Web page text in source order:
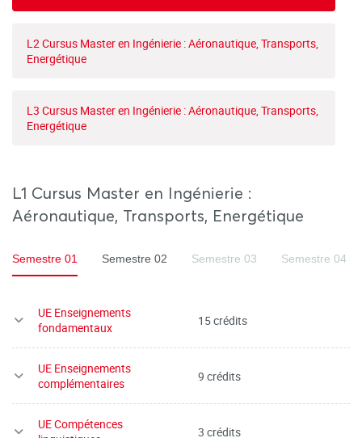
L2 Cursus Master en Ingénierie : Aéronautique, Transports,
Energétique
L3 Cursus Master en Ingénierie : Aéronautique, Transports,
Energétique
L1 Cursus Master en Ingénierie :
Aéronautique, Transports, Energétique
Semestre 01 Semestre 02 Semestre 03 Semestre 04
UE Enseignements
fondamentaux
15 crédits
UE Enseignements
complémentaires
9 crédits
UE Compétences
3 crédits